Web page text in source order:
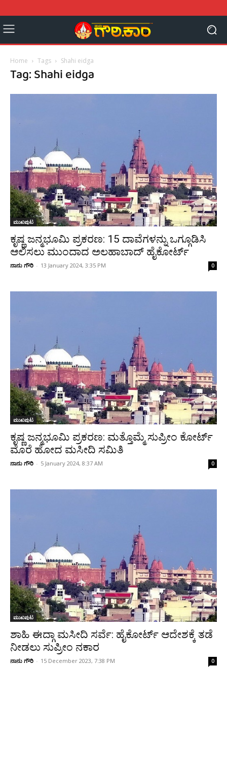
Home Tags Shahi eidga
Tag: Shahi eidga
ಮುಖಪುಟ
ಕೃಷ್ಣ ಜನ್ಮಭೂಮಿ ಪ್ರಕರಣ: 15 ದಾವೆಗಳನ್ನು ಒಗ್ಗೂಡಿಸಿ
ಆಲಿಸಲು ಮುಂದಾದ ಅಲಹಾಬಾದ್ ಹೈಕೋರ್ಟ್
ನಾನು ಗೌರಿ - 13 January 2024, 3:35 PM 0
ಮುಖಪುಟ
ಕೃಷ್ಣ ಜನ್ಮಭೂಮಿ ಪ್ರಕರಣ: ಮತ್ತೊಮ್ಮೆ ಸುಪ್ರೀಂ ಕೋರ್ಟ್‌
ಮೊರೆ ಹೋದ ಮಸೀದಿ ಸಮಿತಿ
ನಾನು ಗೌರಿ - 5 January 2024, 8:37 AM 0
ಮುಖಪುಟ
ಶಾಹಿ ಈದ್ಗಾ ಮಸೀದಿ ಸರ್ವೆ: ಹೈಕೋರ್ಟ್‌ ಆದೇಶಕ್ಕೆ ತಡೆ
ನೀಡಲು ಸುಪ್ರೀಂ ನಕಾರ
ನಾನು ಗೌರಿ - 15 December 2023, 7:38 PM 0